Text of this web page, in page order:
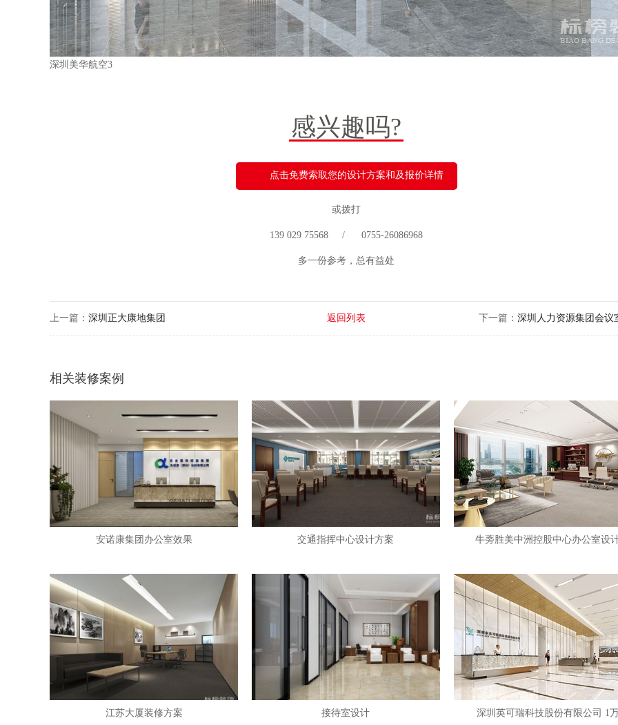
深圳美华航空3
感兴趣吗?
点击免费索取您的设计方案和及报价详情
或拨打
139 029 75568 / 0755-26086968
多一份参考，总有益处
上一篇： 深圳正大康地集团 下一篇： 深圳人力资源集团会议
返回列表
相关装修案例
安诺康集团办公室效果 交通指挥中心设计方案 牛蒡胜美中洲控股中心办公室设
江苏大厦装修方案 接待室设计 深圳英可瑞科技股份有限公司 1